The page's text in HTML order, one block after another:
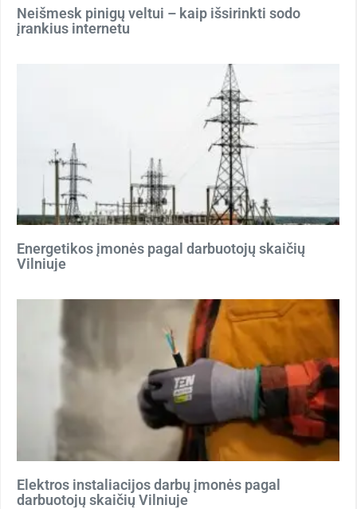
Neišmesk pinigų veltui – kaip išsirinkti sodo
įrankius internetu
Energetikos įmonės pagal darbuotojų skaičių
Vilniuje
Elektros instaliacijos darbų įmonės pagal
darbuotojų skaičių Vilniuje